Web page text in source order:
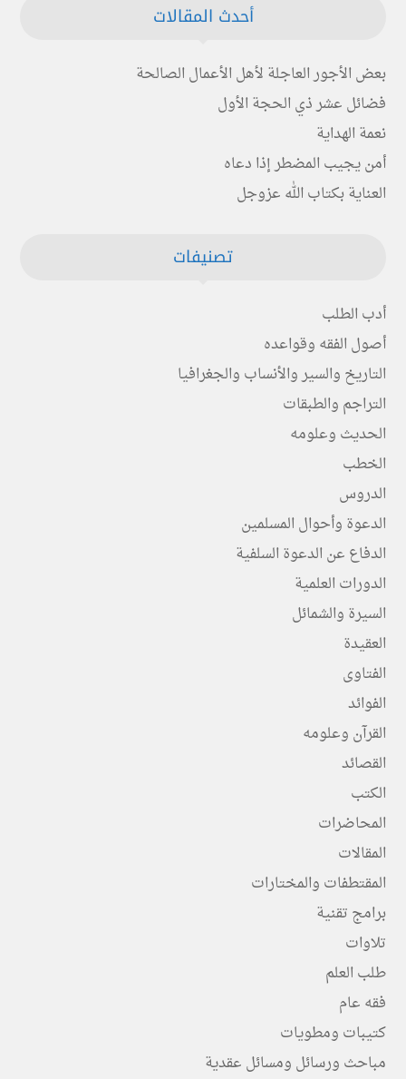
أحدث المقالات
بعض الأجور العاجلة لأهل الأعمال الصالحة
فضائل عشر ذي الحجة الأول
نعمة الهداية
أمن يجيب المضطر إذا دعاه
العناية بكتاب الله عزوجل
تصنيفات
أدب الطلب
أصول الفقه وقواعده
التاريخ والسير والأنساب والجغرافيا
التراجم والطبقات
الحديث وعلومه
الخطب
الدروس
الدعوة وأحوال المسلمين
الدفاع عن الدعوة السلفية
الدورات العلمية
السيرة والشمائل
العقيدة
الفتاوى
الفوائد
القرآن وعلومه
القصائد
الكتب
المحاضرات
المقالات
المقتطفات والمختارات
برامج تقنية
تلاوات
طلب العلم
فقه عام
كتيبات ومطويات
مباحث ورسائل ومسائل عقدية